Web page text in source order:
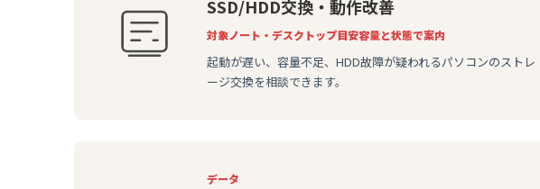
SSD/HDD交換・動作改善
起動が遅い、容量不足、HDD故障が疑われるパソコンのストレ
ージ交換を相談できます。
対象ノート・デスクトップ目安容量と状態で案内
データ